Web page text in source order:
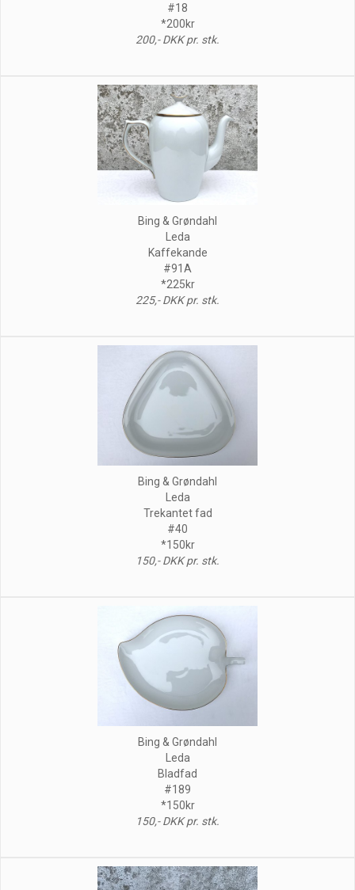
#18
*200kr
200,- DKK pr. stk.
Bing & Grøndahl
Leda
Kaffekande
#91A
*225kr
225,- DKK pr. stk.
Bing & Grøndahl
Leda
Trekantet fad
#40
*150kr
150,- DKK pr. stk.
Bing & Grøndahl
Leda
Bladfad
#189
*150kr
150,- DKK pr. stk.